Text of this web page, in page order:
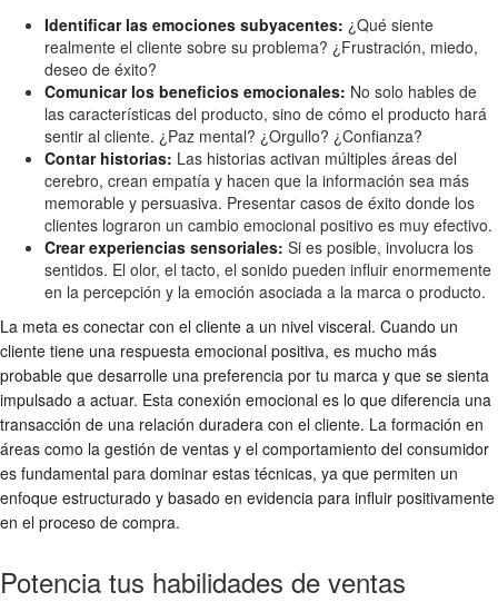
Identificar las emociones subyacentes: ¿Qué siente
realmente el cliente sobre su problema? ¿Frustración, miedo,
deseo de éxito?
Comunicar los beneficios emocionales: No solo hables de
las características del producto, sino de cómo el producto hará
sentir al cliente. ¿Paz mental? ¿Orgullo? ¿Confianza?
Contar historias: Las historias activan múltiples áreas del
cerebro, crean empatía y hacen que la información sea más
memorable y persuasiva. Presentar casos de éxito donde los
clientes lograron un cambio emocional positivo es muy efectivo.
Crear experiencias sensoriales: Si es posible, involucra los
sentidos. El olor, el tacto, el sonido pueden influir enormemente
en la percepción y la emoción asociada a la marca o producto.
La meta es conectar con el cliente a un nivel visceral. Cuando un
cliente tiene una respuesta emocional positiva, es mucho más
probable que desarrolle una preferencia por tu marca y que se sienta
impulsado a actuar. Esta conexión emocional es lo que diferencia una
transacción de una relación duradera con el cliente. La formación en
áreas como la gestión de ventas y el comportamiento del consumidor
es fundamental para dominar estas técnicas, ya que permiten un
enfoque estructurado y basado en evidencia para influir positivamente
en el proceso de compra.
Potencia tus habilidades de ventas